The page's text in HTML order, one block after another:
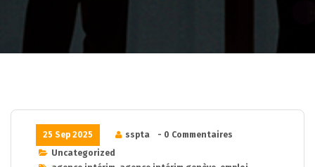
25 Sep 2025 sspta
- 0 Commentaires
Uncategorized